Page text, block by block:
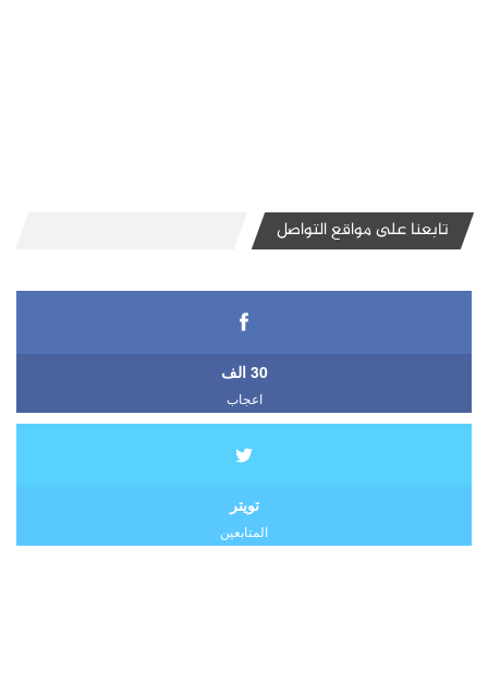
تابعنا على مواقع التواصل
30 الف
اعجاب
تويتر
المتابعين